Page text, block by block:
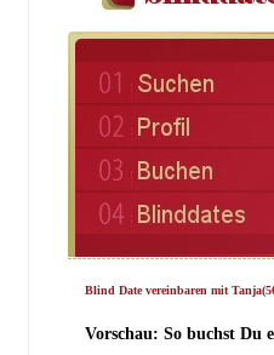
Blind Date vereinbaren mit
Vorschau: So buchst Du